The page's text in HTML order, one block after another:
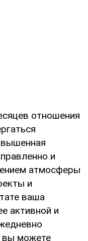
отношения
и
атмосферы
и
ваша
активной и
вы можете